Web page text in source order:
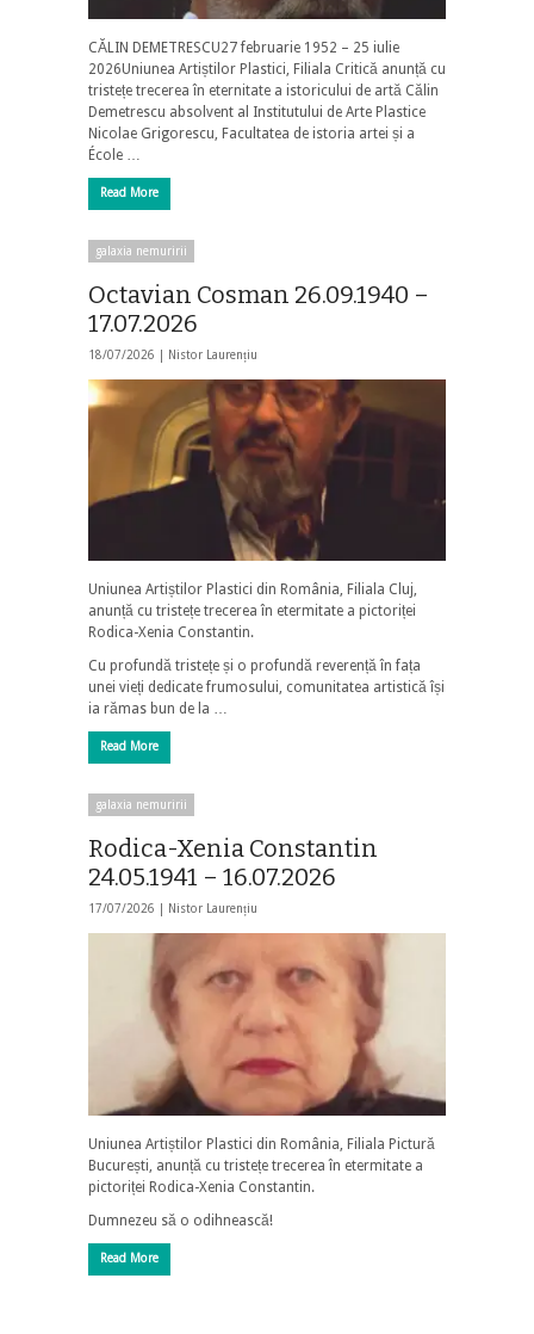
CĂLIN DEMETRESCU27 februarie 1952 – 25 iulie
2026Uniunea Artiștilor Plastici, Filiala Critică anunță cu
tristețe trecerea în eternitate a istoricului de artă Călin
Demetrescu absolvent al Institutului de Arte Plastice
Nicolae Grigorescu, Facultatea de istoria artei și a
École …
Read More
galaxia nemuririi
Octavian Cosman 26.09.1940 –
17.07.2026
18/07/2026 | Nistor Laurențiu
Uniunea Artiștilor Plastici din România, Filiala Cluj,
anunță cu tristețe trecerea în etermitate a pictoriței
Rodica-Xenia Constantin.
Cu profundă tristețe și o profundă reverență în fața
unei vieți dedicate frumosului, comunitatea artistică își
ia rămas bun de la …
Read More
galaxia nemuririi
Rodica-Xenia Constantin
24.05.1941 – 16.07.2026
17/07/2026 | Nistor Laurențiu
Uniunea Artiștilor Plastici din România, Filiala Pictură
București, anunță cu tristețe trecerea în etermitate a
pictoriței Rodica-Xenia Constantin.
Dumnezeu să o odihnească!
Read More